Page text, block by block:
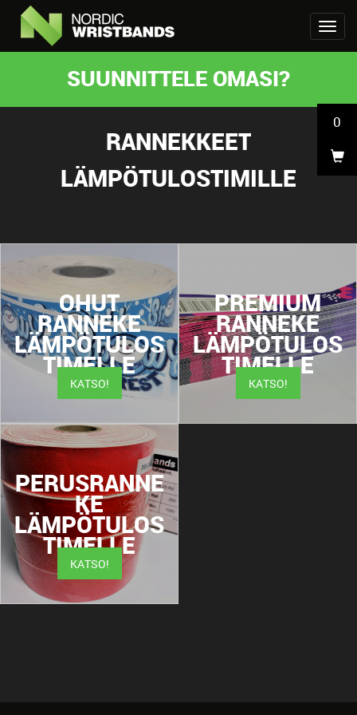
0
SUUNNITTELE OMASI?
RANNEKKEET
LÄMPÖTULOSTIMILLE
OHUT
RANNEKE
LÄMPÖTULOS
TIMELLE
KATSO!
PREMIUM
RANNEKE
LÄMPÖTULOS
TIMELLE
KATSO!
PERUSRANNE
KE
LÄMPÖTULOS
TIMELLE
KATSO!